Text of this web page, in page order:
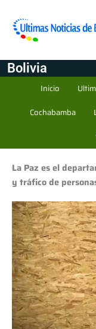
Bolivia
Inicio
Cochabamba
La Paz es el
y tráfico de